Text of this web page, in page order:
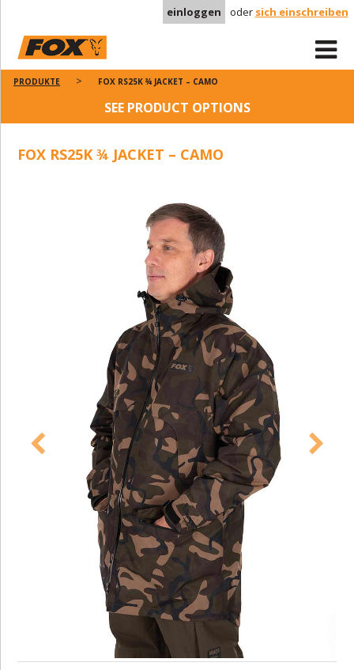
einloggen oder sich einschreiben
PRODUKTE FOX RS25K ¾ JACKET – CAMO
SEE PRODUCT OPTIONS
FOX RS25K ¾ JACKET – CAMO